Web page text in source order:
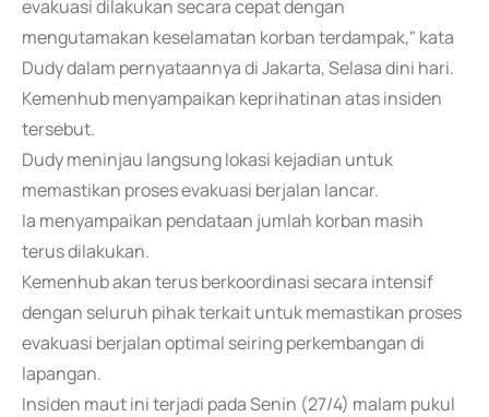
evakuasi dilakukan secara cepat dengan
mengutamakan keselamatan korban terdampak," kata
Dudy dalam pernyataannya di Jakarta, Selasa dini hari.
Kemenhub menyampaikan keprihatinan atas insiden
tersebut.
Dudy meninjau langsung lokasi kejadian untuk
memastikan proses evakuasi berjalan lancar.
Ia menyampaikan pendataan jumlah korban masih
terus dilakukan.
Kemenhub akan terus berkoordinasi secara intensif
dengan seluruh pihak terkait untuk memastikan proses
evakuasi berjalan optimal seiring perkembangan di
lapangan.
Insiden maut ini terjadi pada Senin (27/4) malam pukul